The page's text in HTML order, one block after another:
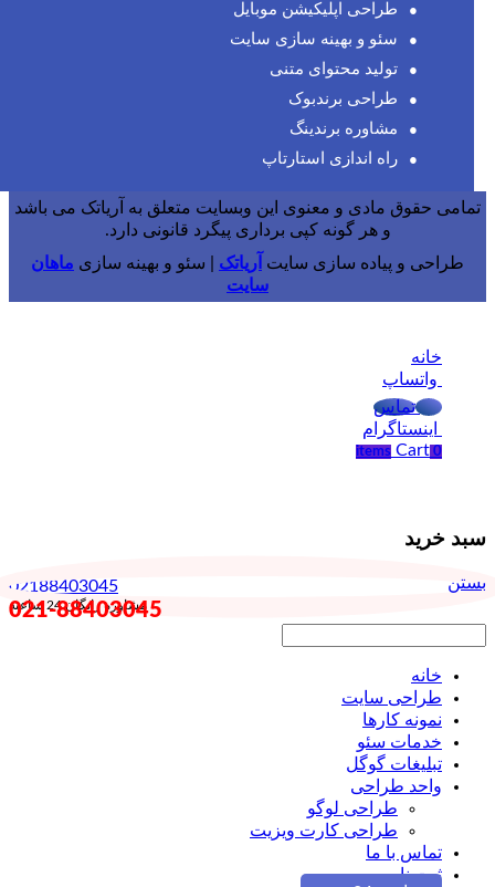
طراحی اپلیکیشن موبایل
سئو و بهینه سازی سایت
تولید محتوای متنی
طراحی برندبوک
مشاوره برندینگ
راه اندازی استارتاپ
تمامی حقوق مادی و معنوی این وبسایت متعلق به آریاتک می باشد
و هر گونه کپی برداری پیگرد قانونی دارد.
طراحی و پیاده سازی سایت آریاتک | سئو و بهینه سازی ماهان
سایت
خانه
واتساپ
تماس
اینستاگرام
0
items Cart
سبد خرید
بستن 02188403045
خانه
طراحی سایت
نمونه کارها
خدمات سئو
تبلیغات گوگل
واحد طراحی
طراحی لوگو
طراحی کارت ویزیت
تماس با ما
ثبت نام